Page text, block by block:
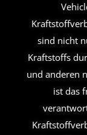
sind nicht
Kraftstoffs
und anderen
ist das